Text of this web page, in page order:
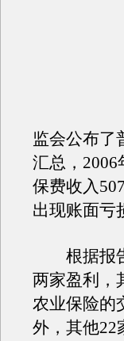
监会公布了
汇总，2006
保费收入
出现账面亏
根据报告
两家盈利，
农业保险的
外，其他22